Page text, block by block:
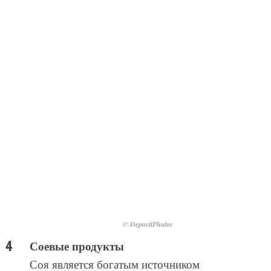
© DepositPhotos
Соевые продукты
Соя является богатым источником